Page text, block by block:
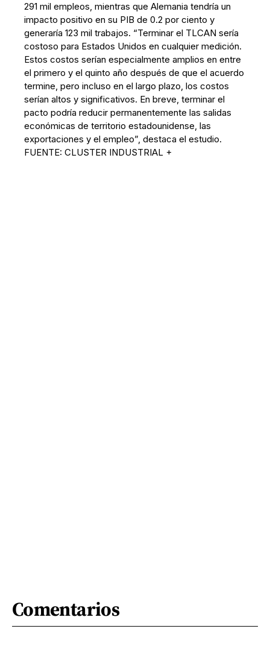
291 mil empleos, mientras que Alemania tendría un
impacto positivo en su PIB de 0.2 por ciento y
generaría 123 mil trabajos. “Terminar el TLCAN sería
costoso para Estados Unidos en cualquier medición.
Estos costos serían especialmente amplios en entre
el primero y el quinto año después de que el acuerdo
termine, pero incluso en el largo plazo, los costos
serían altos y significativos. En breve, terminar el
pacto podría reducir permanentemente las salidas
económicas de territorio estadounidense, las
exportaciones y el empleo”, destaca el estudio.
FUENTE: CLUSTER INDUSTRIAL +
Comentarios